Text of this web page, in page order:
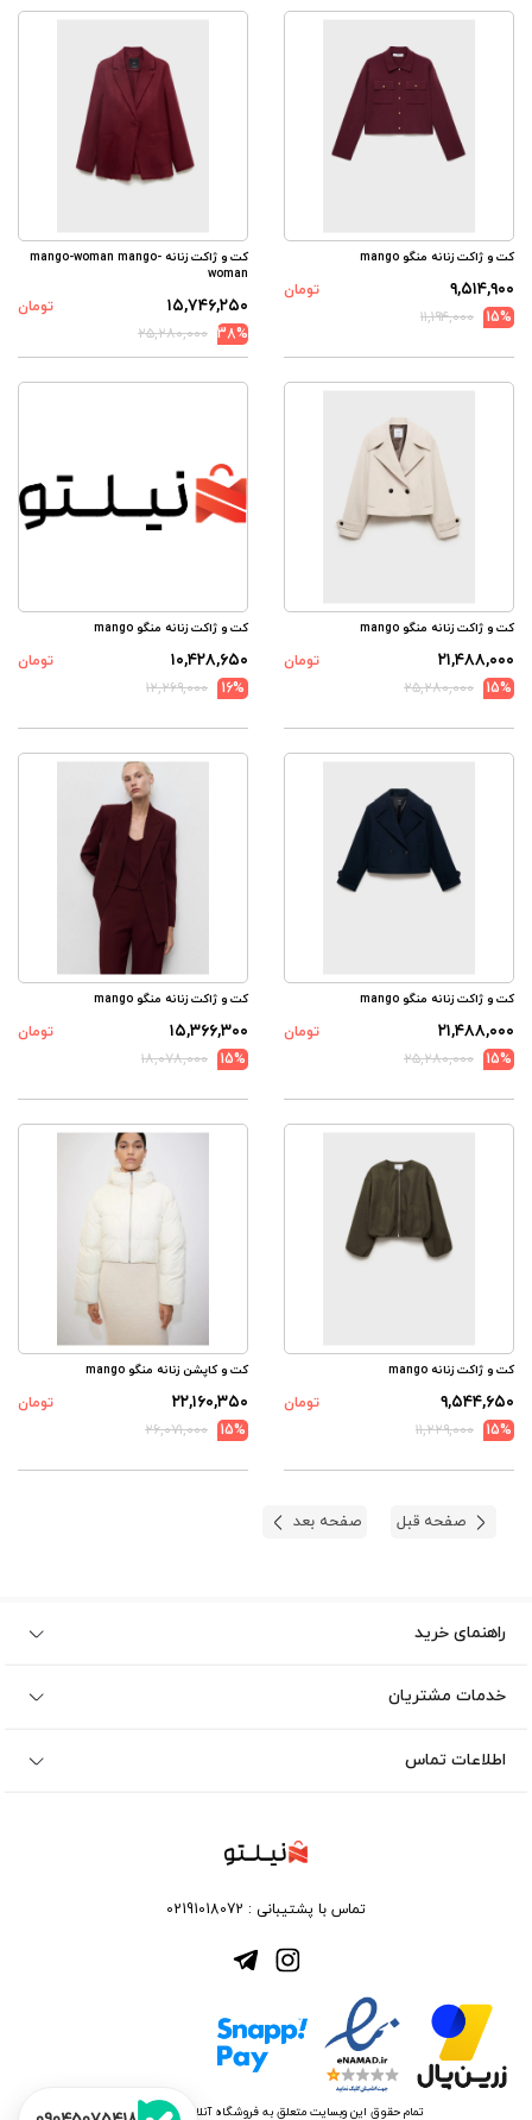
کت و ژاکت زنانه منگو mango
۹,۵۱۴,۹۰۰
تومان
15%
۱۱,۱۹۴,۰۰۰
کت و ژاکت زنانه mango-woman mango-
woman
۱۵,۷۴۶,۲۵۰
تومان
38% ۲۵,۲۸۰,۰۰۰
کت و ژاکت زنانه منگو mango
۲۱,۴۸۸,۰۰۰
تومان
15%
۲۵,۲۸۰,۰۰۰
کت و ژاکت زنانه منگو mango
۱۰,۴۲۸,۶۵۰
تومان
16%
۱۲,۲۶۹,۰۰۰
کت و ژاکت زنانه منگو mango
۲۱,۴۸۸,۰۰۰
تومان
15%
۲۵,۲۸۰,۰۰۰
کت و ژاکت زنانه منگو mango
۱۵,۳۶۶,۳۰۰
تومان
15%
۱۸,۰۷۸,۰۰۰
کت و ژاکت زنانه mango
۹,۵۴۴,۶۵۰
تومان
15%
۱۱,۲۲۹,۰۰۰
کت و کاپشن زنانه منگو mango
۲۲,۱۶۰,۳۵۰
تومان
15%
۲۶,۰۷۱,۰۰۰
صفحه قبل صفحه بعد
راهنمای خرید
خدمات مشتریان
اطلاعات تماس
تماس با پشتیبانی : 02191018072
تمام حقوق این وبسایت متعلق به فروشگاه آنلاین نیلتو می باشد